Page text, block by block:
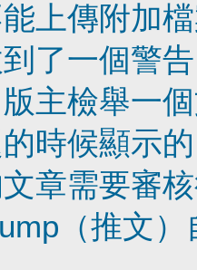
上傳附加
了一個警
主檢舉一
時候顯示
章需要審
（推文